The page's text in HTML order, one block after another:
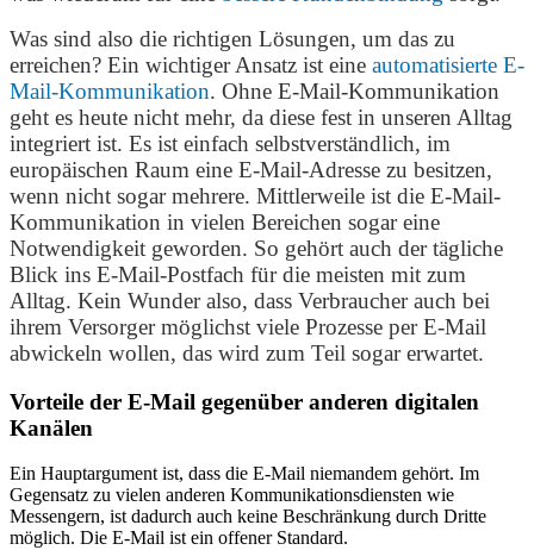
Was sind also die richtigen Lösungen, um das zu
erreichen? Ein wichtiger Ansatz ist eine automatisierte E-
Mail-Kommunikation. Ohne E-Mail-Kommunikation
geht es heute nicht mehr, da diese fest in unseren Alltag
integriert ist. Es ist einfach selbstverständlich, im
europäischen Raum eine E-Mail-Adresse zu besitzen,
wenn nicht sogar mehrere. Mittlerweile ist die E-Mail-
Kommunikation in vielen Bereichen sogar eine
Notwendigkeit geworden. So gehört auch der tägliche
Blick ins E-Mail-Postfach für die meisten mit zum
Alltag. Kein Wunder also, dass Verbraucher auch bei
ihrem Versorger möglichst viele Prozesse per E-Mail
abwickeln wollen, das wird zum Teil sogar erwartet.
Vorteile der E-Mail gegenüber anderen digitalen
Kanälen
Ein Hauptargument ist, dass die E-Mail niemandem gehört. Im
Gegensatz zu vielen anderen Kommunikationsdiensten wie
Messengern, ist dadurch auch keine Beschränkung durch Dritte
möglich. Die E-Mail ist ein offener Standard.